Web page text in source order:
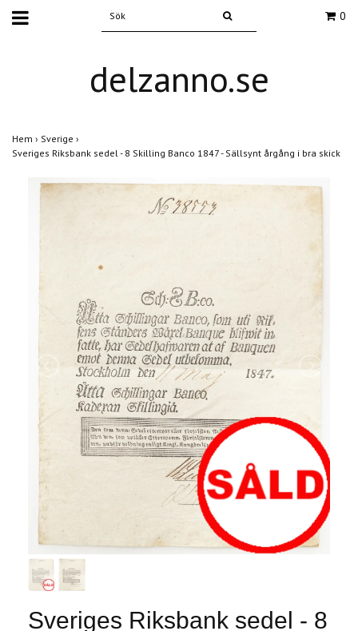
0
delzanno.se
Hem › Sverige ›
Sveriges Riksbank sedel - 8 Skilling Banco 1847 - Sällsynt årgång i bra skick
Sveriges Riksbank sedel - 8